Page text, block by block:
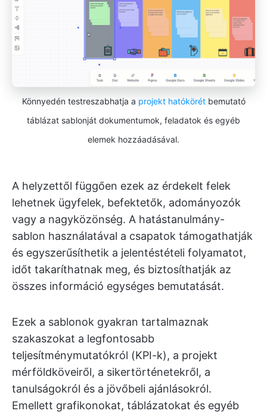
Könnyedén testreszabhatja a projekt hatókörétbemutató
táblázat sablonját dokumentumok, feladatok és egyéb
elemek hozzáadásával.
A helyzettől függően ezek az érdekelt felek
lehetnek ügyfelek, befektetők, adományozók
vagy a nagyközönség. A hatástanulmány-
sablon használatával a csapatok támogathatják
és egyszerűsíthetik a jelentéstételi folyamatot,
időt takaríthatnak meg, és biztosíthatják az
összes információ egységes bemutatását.
Ezek a sablonok gyakran tartalmaznak
szakaszokat a legfontosabb
teljesítménymutatókról (KPI-k), a projekt
mérföldköveiről, a sikertörténetekről, a
tanulságokról és a jövőbeli ajánlásokról.
Emellett grafikonokat, táblázatokat és egyéb